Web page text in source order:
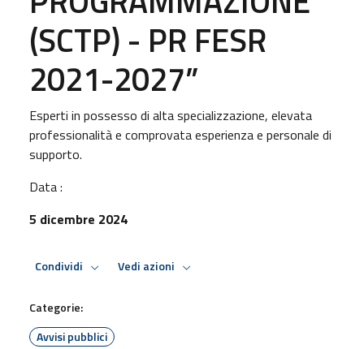
(SCTP) - PR FESR
2021-2027”
Esperti in possesso di alta specializzazione, elevata
professionalità e comprovata esperienza e personale di
supporto.
Data :
5 dicembre 2024
Condividi Vedi azioni
Categorie:
Avvisi pubblici